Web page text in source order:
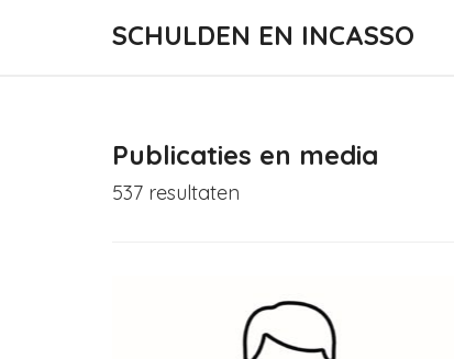
SCHULDEN EN INCASSO
Publicaties en media
537 resultaten